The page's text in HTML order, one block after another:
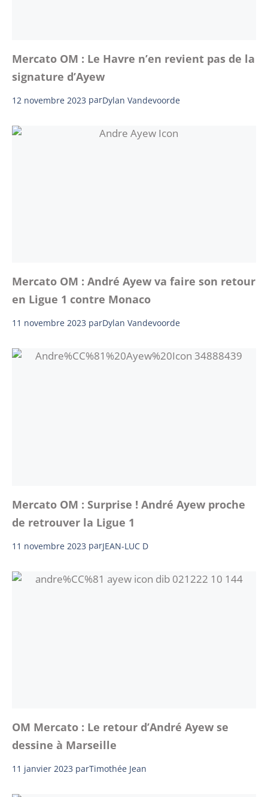
Mercato OM : Le Havre n’en revient pas de la
signature d’Ayew
12 novembre 2023 parDylan Vandevoorde
Mercato OM : André Ayew va faire son retour
en Ligue 1 contre Monaco
11 novembre 2023 parDylan Vandevoorde
Mercato OM : Surprise ! André Ayew proche
de retrouver la Ligue 1
11 novembre 2023 parJEAN-LUC D
OM Mercato : Le retour d’André Ayew se
dessine à Marseille
11 janvier 2023 parTimothée Jean